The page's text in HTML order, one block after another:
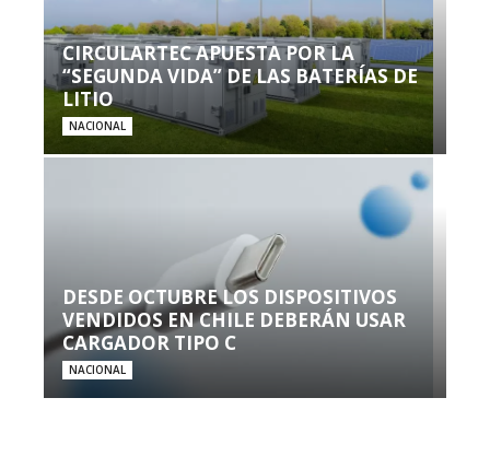
CIRCULARTEC APUESTA POR LA
“SEGUNDA VIDA” DE LAS BATERÍAS DE
LITIO
NACIONAL
DESDE OCTUBRE LOS DISPOSITIVOS
VENDIDOS EN CHILE DEBERÁN USAR
CARGADOR TIPO C
NACIONAL